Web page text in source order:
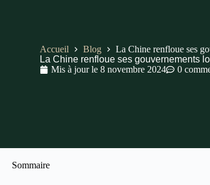
Accueil Blog
La Chine renfloue ses
La Chine renfloue ses gouvernements
Mis à jour le 8 novembre 2024 0
Sommaire